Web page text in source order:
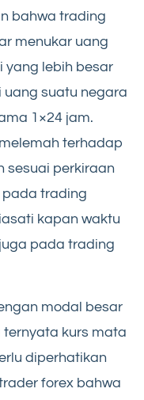
bahwa trading
menukar uang
yang lebih besar
suatu negara
1×24 jam.
terhadap
sesuai perkiraan
pada trading
kapan waktu
pada trading
modal besar
kurs mata
diperhatikan
forex bahwa